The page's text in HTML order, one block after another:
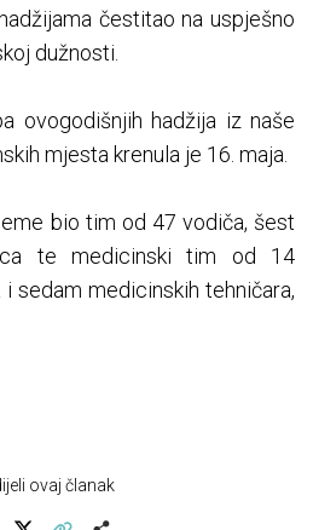
čestitao na uspješno
dužnosti.
ovogodišnjih hadžija iz naše
mjesta krenula je 16. maja.
bio tim od 47 vodiča, šest
te medicinski tim od 14
sedam medicinskih tehničara,
ovaj članak